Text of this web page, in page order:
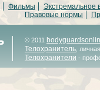
Фильмы
Экстремальное
Правовые нормы
© 2011
Телохранитель ,
Телохранители -